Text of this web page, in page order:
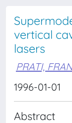
vertical
lasers
PRATI,
1996-01-01
Abstract